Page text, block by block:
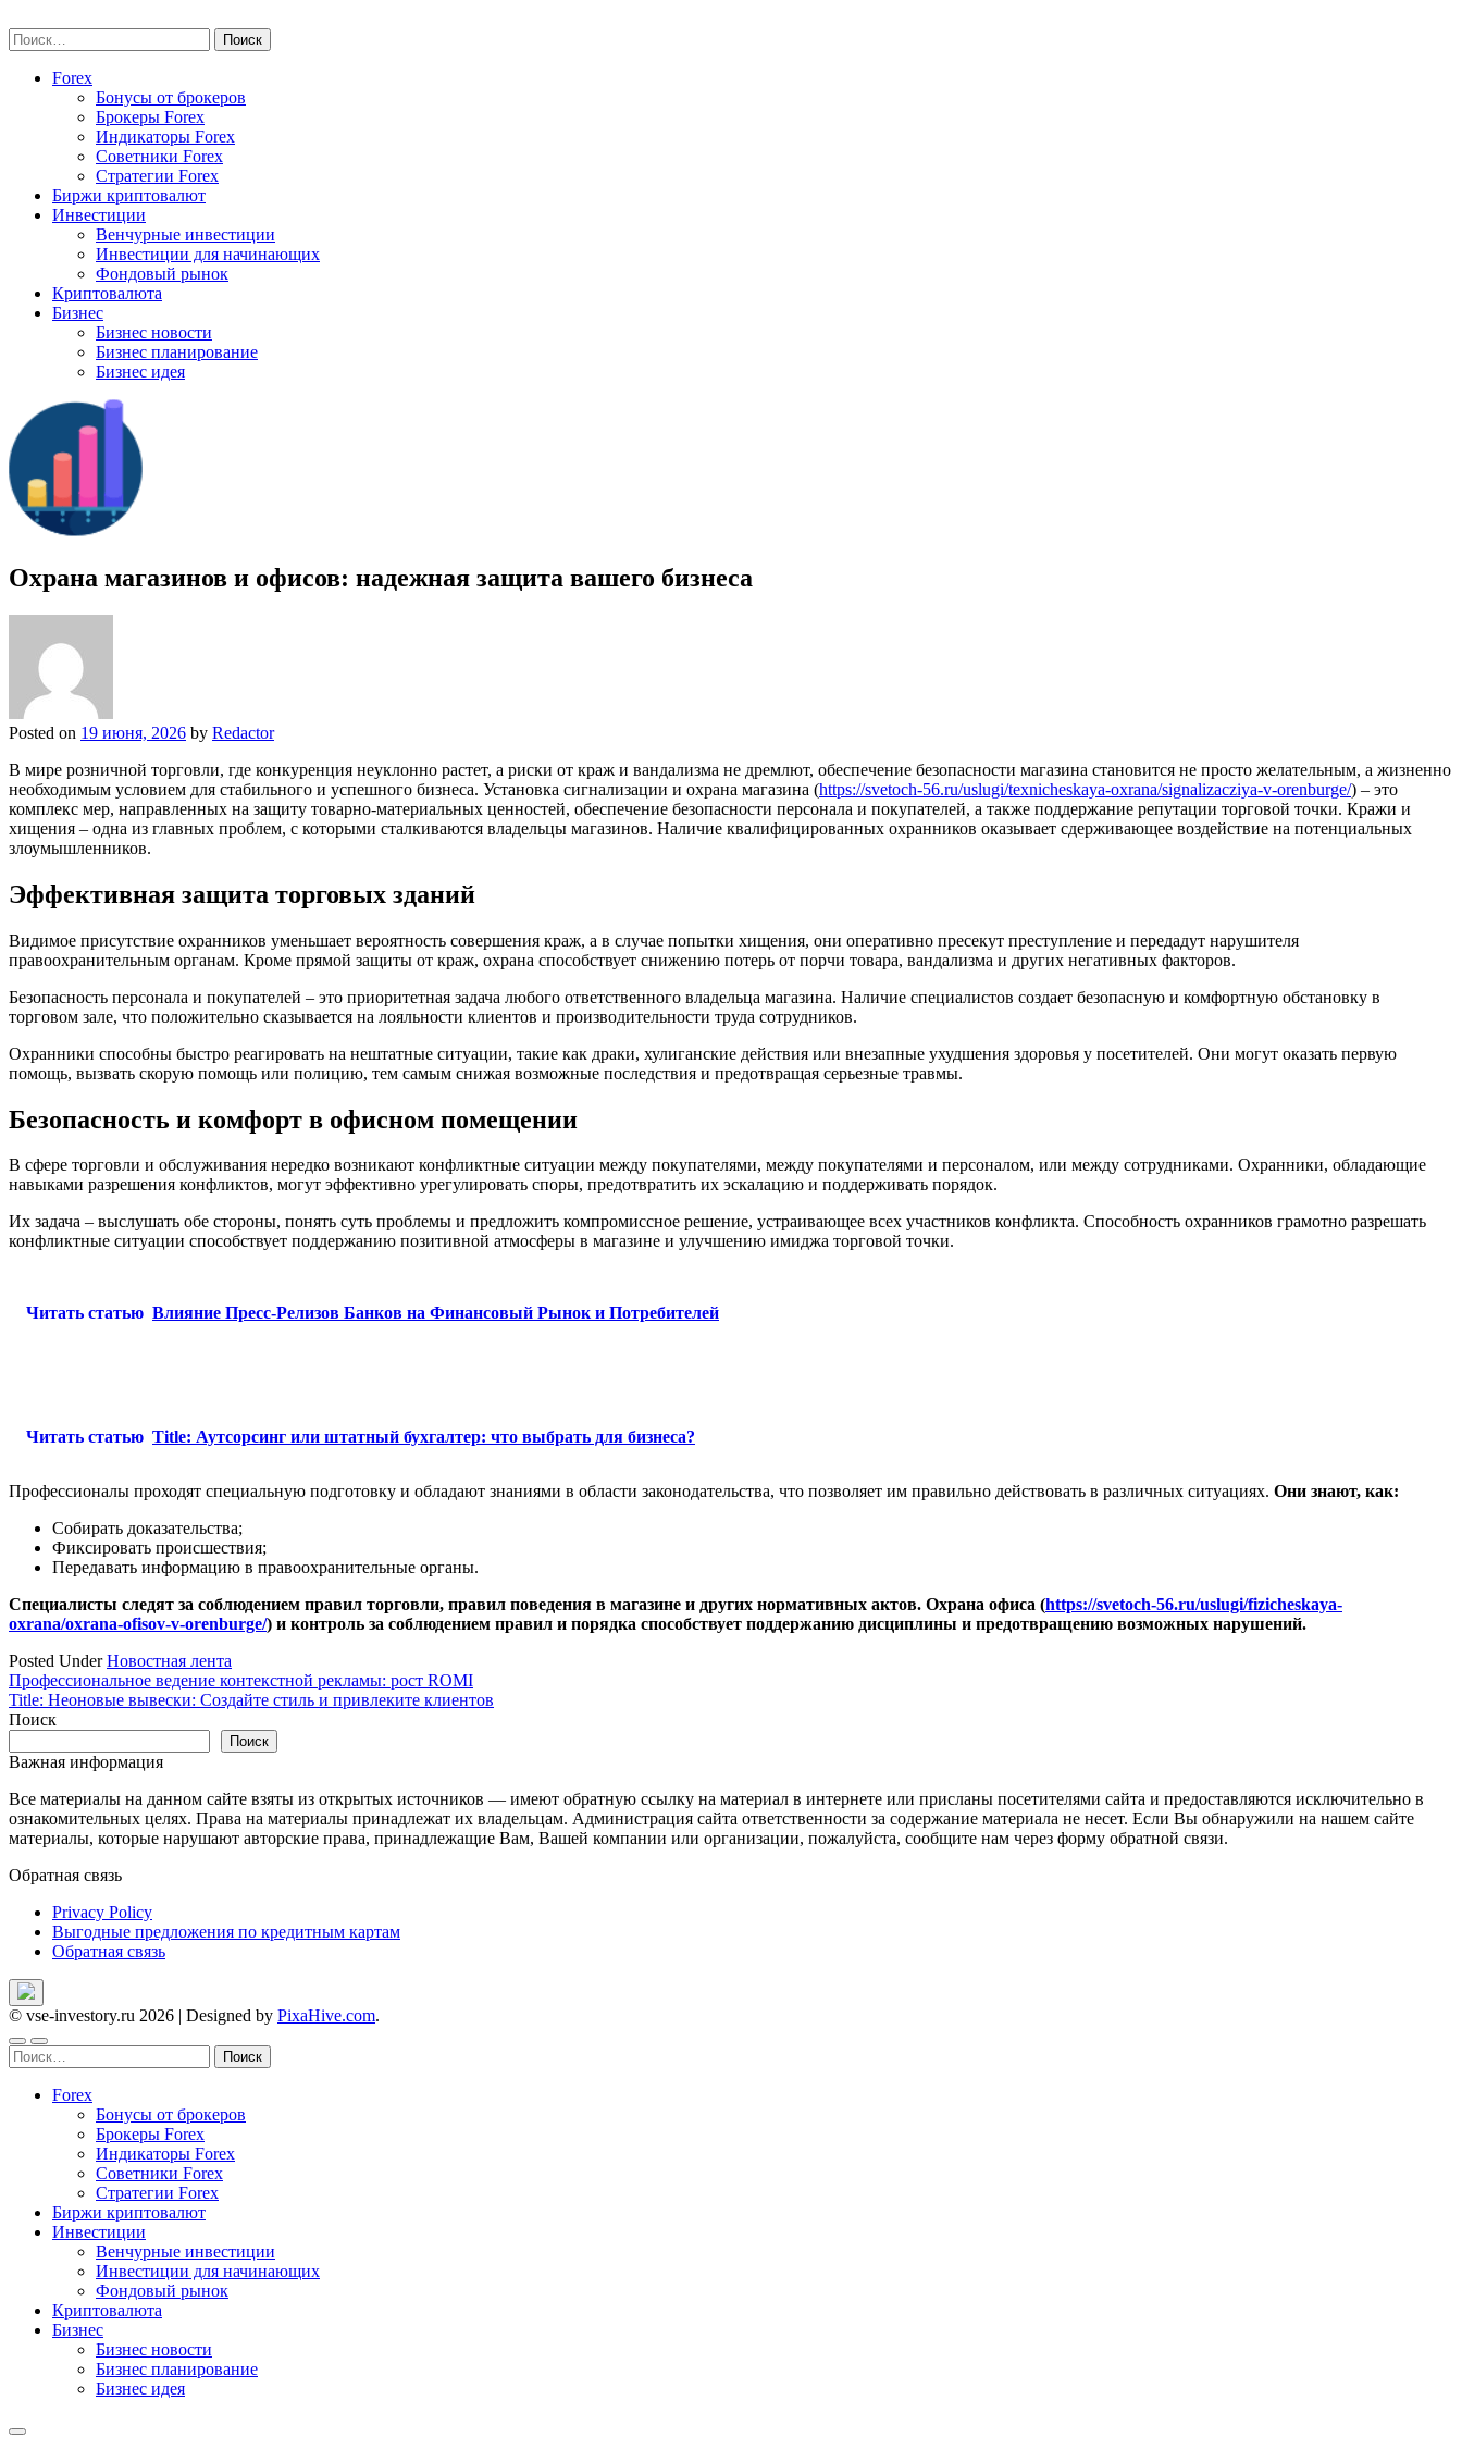
to
content
Найти:
Forex
Бонусы от брокеров
Брокеры Forex
Индикаторы Forex
Советники Forex
Стратегии Forex
Биржи криптовалют
Инвестиции
Венчурные инвестиции
Инвестиции для начинающих
Фондовый рынок
Криптовалюта
Бизнес
Бизнес новости
Бизнес планирование
Бизнес идея
Охрана магазинов и офисов: надежная защита вашего бизнеса
Posted on 19 июня, 2026 by Redactor
В мире розничной торговли, где конкуренция неуклонно растет, а риски от краж и вандализма не дремлют, обеспечение безопасности магазина становится не просто желательным, а жизненно
необходимым условием для стабильного и успешного бизнеса. Установка сигнализации и охрана магазина (https://svetoch-56.ru/uslugi/texnicheskaya-oxrana/signalizacziya-v-orenburge/) – это
комплекс мер, направленных на защиту товарно-материальных ценностей, обеспечение безопасности персонала и покупателей, а также поддержание репутации торговой точки. Кражи и
хищения – одна из главных проблем, с которыми сталкиваются владельцы магазинов. Наличие квалифицированных охранников оказывает сдерживающее воздействие на потенциальных
злоумышленников.
Эффективная защита торговых зданий
Видимое присутствие охранников уменьшает вероятность совершения краж, а в случае попытки хищения, они оперативно пресекут преступление и передадут нарушителя
правоохранительным органам. Кроме прямой защиты от краж, охрана способствует снижению потерь от порчи товара, вандализма и других негативных факторов.
Безопасность персонала и покупателей – это приоритетная задача любого ответственного владельца магазина. Наличие специалистов создает безопасную и комфортную обстановку в
торговом зале, что положительно сказывается на лояльности клиентов и производительности труда сотрудников.
Охранники способны быстро реагировать на нештатные ситуации, такие как драки, хулиганские действия или внезапные ухудшения здоровья у посетителей. Они могут оказать первую
помощь, вызвать скорую помощь или полицию, тем самым снижая возможные последствия и предотвращая серьезные травмы.
Безопасность и комфорт в офисном помещении
В сфере торговли и обслуживания нередко возникают конфликтные ситуации между покупателями, между покупателями и персоналом, или между сотрудниками. Охранники, обладающие
навыками разрешения конфликтов, могут эффективно урегулировать споры, предотвратить их эскалацию и поддерживать порядок.
Их задача – выслушать обе стороны, понять суть проблемы и предложить компромиссное решение, устраивающее всех участников конфликта. Способность охранников грамотно разрешать
конфликтные ситуации способствует поддержанию позитивной атмосферы в магазине и улучшению имиджа торговой точки.
Читать статью Влияние Пресс-Релизов Банков на Финансовый Рынок и Потребителей
Читать статью Title: Аутсорсинг или штатный бухгалтер: что выбрать для бизнеса?
Профессионалы проходят специальную подготовку и обладают знаниями в области законодательства, что позволяет им правильно действовать в различных ситуациях. Они знают, как:
Собирать доказательства;
Фиксировать происшествия;
Передавать информацию в правоохранительные органы.
Специалисты следят за соблюдением правил торговли, правил поведения в магазине и других нормативных актов. Охрана офиса (https://svetoch-56.ru/uslugi/fizicheskaya-
oxrana/oxrana-ofisov-v-orenburge/) и контроль за соблюдением правил и порядка способствует поддержанию дисциплины и предотвращению возможных нарушений.
Posted UnderНовостная лента
Навигация
по
Профессиональное ведение контекстной рекламы: рост ROMI
Title: Неоновые вывески: Создайте стиль и привлеките клиентов
Поиск
Поиск
Важная информация
Все материалы на данном сайте взяты из открытых источников — имеют обратную ссылку на материал в интернете или присланы посетителями сайта и предоставляются исключительно в
ознакомительных целях. Права на материалы принадлежат их владельцам. Администрация сайта ответственности за содержание материала не несет. Если Вы обнаружили на нашем сайте
материалы, которые нарушают авторские права, принадлежащие Вам, Вашей компании или организации, пожалуйста, сообщите нам через форму обратной связи.
Обратная связь
Privacy Policy
Выгодные предложения по кредитным картам
Обратная связь
© vse-investory.ru 2026 | Designed by PixaHive.com.
Найти:
Forex
Бонусы от брокеров
Брокеры Forex
Индикаторы Forex
Советники Forex
Стратегии Forex
Биржи криптовалют
Инвестиции
Венчурные инвестиции
Инвестиции для начинающих
Фондовый рынок
Криптовалюта
Бизнес
Бизнес новости
Бизнес планирование
Бизнес идея